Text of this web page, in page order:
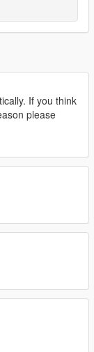
If you think
please